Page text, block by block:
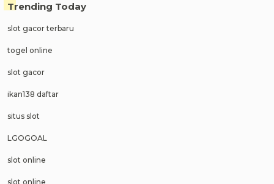
Trending Today
slot gacor terbaru
togel online
slot gacor
ikan138 daftar
situs slot
LGOGOAL
slot online
slot online